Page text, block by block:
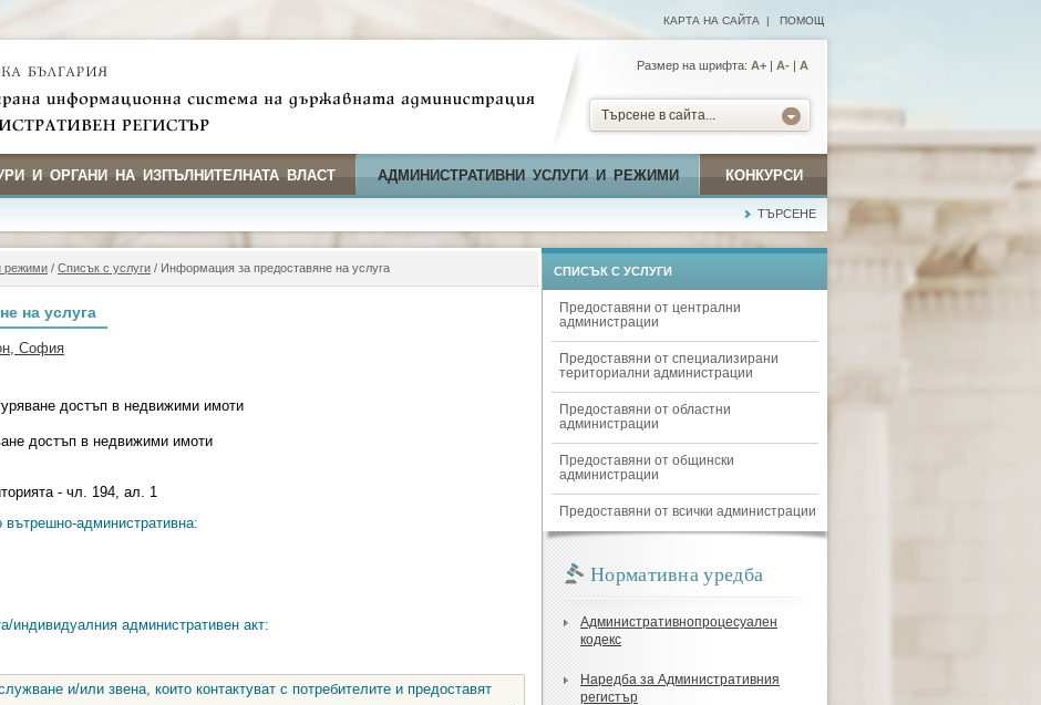
КАРТА НА САЙТА | ПОМОЩ
Размер на шрифта: А+ | A- | A
Търсене в сайта...
И ОРГАНИ НА ИЗПЪЛНИТЕЛНАТА ВЛАСТ АДМИНИСТРАТИВНИ УСЛУГИ И РЕЖИМИ КОНКУРСИ
ТЪРСЕНЕ
режими / Списък с услуги / Информация за предоставяне на услуга
на услуга
София
достъп в недвижими имоти
достъп в недвижими имоти
- чл. 194, ал. 1
вътрешно-административна:
индивидуалния административен акт:
и/или звена, които контактуват с потребителите и предоставят
СПИСЪК С УСЛУГИ
Предоставяни от централни
администрации
Предоставяни от специализирани
териториални администрации
Предоставяни от областни
администрации
Предоставяни от общински
администрации
Предоставяни от всички администрации
Нормативна уредба
Административнопроцесуален
кодекс
Наредба за Административния
регистър